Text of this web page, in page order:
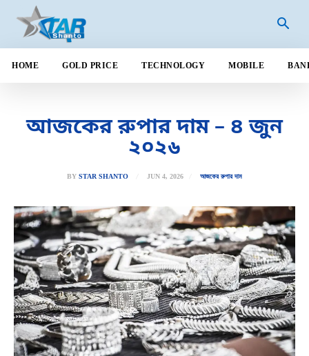
HOME GOLD PRICE TECHNOLOGY MOBILE
আজকের রুপার দাম – ৪ জুন
২০২৬
BY STAR SHANTO JUN 4, 2026 আজকের রুপার দাম